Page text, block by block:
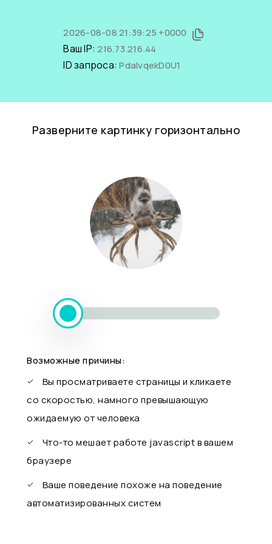
2026-08-08 21:39:25 +0000
Ваш IP:216.73.216.44
ID запроса:PdaIvqekD0U1
Разверните картинку горизонтально
Возможные причины:
Вы просматриваете страницы и кликаете
со скоростью, намного превышающую
ожидаемую от человека
Что-то мешает работе javascript в вашем
браузере
Ваше поведение похоже на поведение
автоматизированных систем